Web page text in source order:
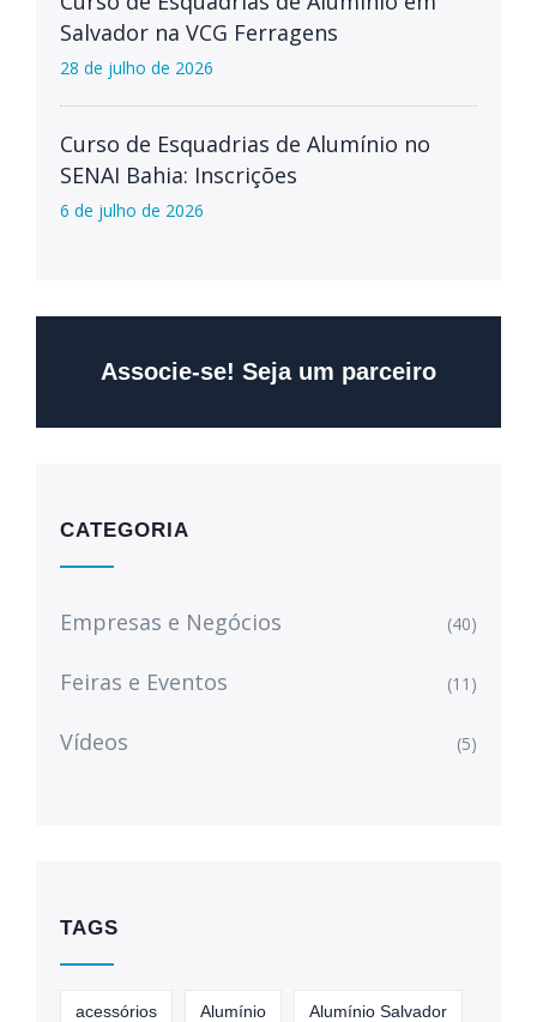
Salvador na VCG Ferragens
28 de julho de 2026
Curso de Esquadrias de Alumínio no
SENAI Bahia: Inscrições
6 de julho de 2026
Associe-se! Seja um parceiro
CATEGORIA
Empresas e Negócios (40)
Feiras e Eventos (11)
Vídeos (5)
TAGS
acessórios Alumínio Alumínio Salvador